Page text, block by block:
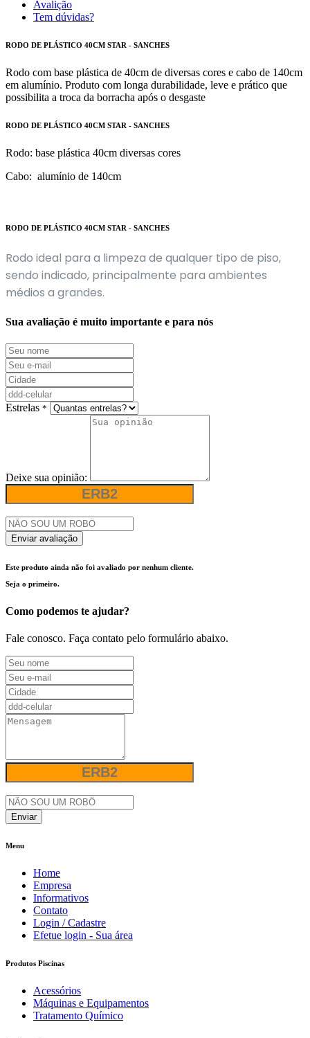
Avalição
Tem dúvidas?
RODO DE PLÁSTICO 40CM STAR - SANCHES
Rodo com base plástica de 40cm de diversas cores e cabo de 140cm
em alumínio. Produto com longa durabilidade, leve e prático que
possibilita a troca da borracha após o desgaste
RODO DE PLÁSTICO 40CM STAR - SANCHES
Rodo: base plástica 40cm diversas cores
Cabo: alumínio de 140cm
RODO DE PLÁSTICO 40CM STAR - SANCHES
Rodo ideal para a limpeza de qualquer tipo de piso,
sendo indicado, principalmente para ambientes
médios a grandes.
Sua avaliação é muito importante e para nós
Estrelas *
Deixe sua opinião:
Enviar avaliação
Este produto ainda não foi avaliado por nenhum cliente.
Seja o primeiro.
Como podemos te ajudar?
Fale conosco. Faça contato pelo formulário abaixo.
Enviar
Menu
Home
Empresa
Informativos
Contato
Login / Cadastre
Efetue login - Sua área
Produtos Piscinas
Acessórios
Máquinas e Equipamentos
Tratamento Químico